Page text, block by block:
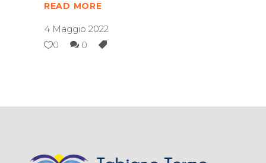
READ MORE
4 Maggio 2022
0
0